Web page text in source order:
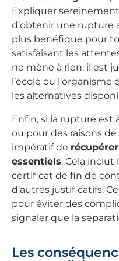
Expliquer
d’obtenir une rupture
plus bénéfique pour
satisfaisant les
ne mène à rien, il est
l’école ou
les alternatives
Enfin, si la rupture est
ou pour des raisons
impératif de
essentiels. Cela inclut
certificat de fin de
d’autres justificatifs.
pour éviter des
signaler que la
Les